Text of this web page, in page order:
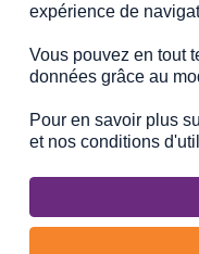
expérience de
Vous pouvez en tout
données grâce au
Pour en savoir plus
et nos conditions